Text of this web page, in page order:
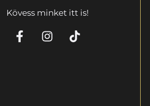
Kövess minket itt is!